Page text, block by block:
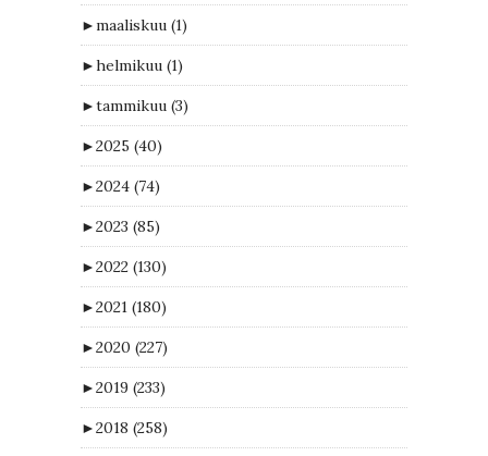
►maaliskuu (1)
►helmikuu (1)
►tammikuu (3)
►2025 (40)
►2024 (74)
►2023 (85)
►2022 (130)
►2021 (180)
►2020 (227)
►2019 (233)
►2018 (258)